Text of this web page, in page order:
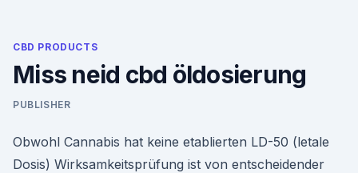
CBD PRODUCTS
Miss neid cbd öldosierung
PUBLISHER
Obwohl Cannabis hat keine etablierten LD-50 (letale
Dosis) Wirksamkeitsprüfung ist von entscheidender